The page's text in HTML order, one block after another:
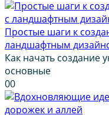
Простые шаги к
ландшафтным
Как начать создание
основные
00